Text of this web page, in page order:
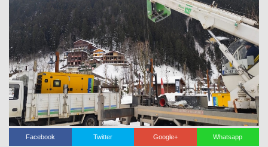
Facebook Twitter Google+ Whatsapp
ANKETLER
FOTO GALERİ
VİDEO GALERİ
KÜNYE